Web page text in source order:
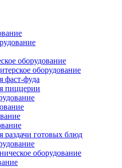
оборудование
оборудование
фаст-фуда
пиццерии
раздачи готовых блюд
оборудование